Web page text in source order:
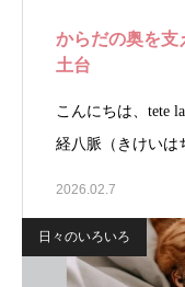
からだの奥を支
土台
こんにちは、tete
経八脈（きけい
2026.02.7
日々のいろいろ